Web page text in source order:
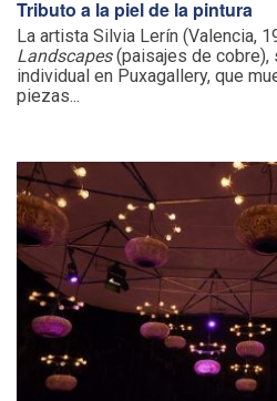
Tributo a la piel de la pintura
La artista Silvia Lerín (Valencia,
Landscapes(paisajes de cobre),
individual en Puxagallery, que
piezas...